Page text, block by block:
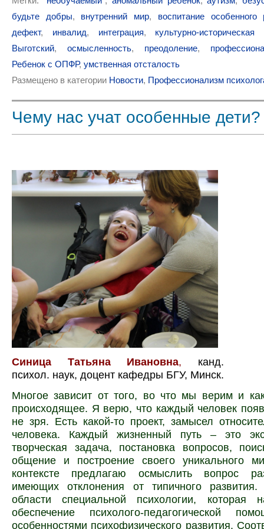
будьте добры, внутренний мир, воспитание особенного
дефект, инвалид, интеграция, культурно-историческая
Выготский, осмысленность, преодоление,
Ребенок с ОПФР, умственная отсталость
Размещено в категории Новости, Профессионализм
Чему нас учат особенные дети?
Синица Татьяна Ивановна, канд.
психол. наук, доцент кафедры БГУ, Минск.
Многое зависит от того, во что мы верим и
происходящее. Я верю, что каждый человек
не зря. Есть какой-то проект, замысел
человека. Каждый жизненный путь – это
творческая задача, постановка вопросов,
общение и построение своего уникального
контексте предлагаю осмыслить вопрос
имеющих отклонения от типичного
области специальной психологии, которая
обеспечение психолого-педагогической
особенностями психофизического развития.